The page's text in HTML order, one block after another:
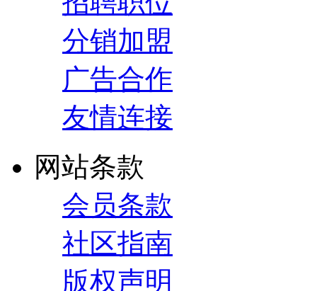
分销加盟
广告合作
友情连接
网站条款
会员条款
社区指南
版权声明